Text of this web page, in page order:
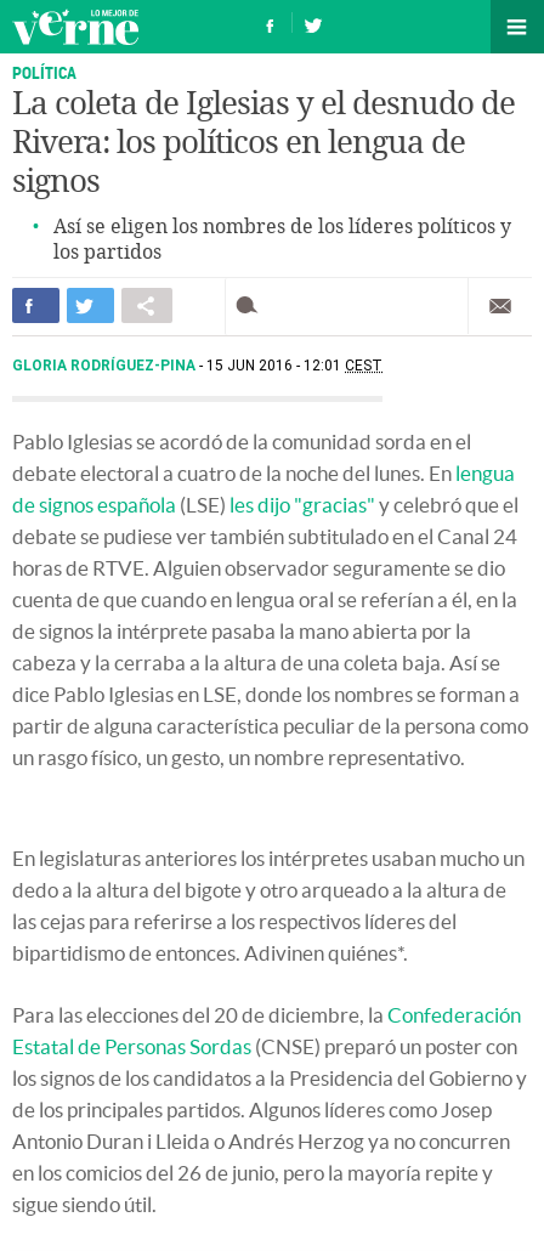
POLÍTICA
La coleta de Iglesias y el desnudo de
Rivera: los políticos en lengua de
signos
Así se eligen los nombres de los líderes políticos y
los partidos
GLORIA RODRÍGUEZ-PINA 15 JUN 2016 - 12:01 CEST
Pablo Iglesias se acordó de la comunidad sorda en el
debate electoral a cuatro de la noche del lunes. En lengua
de signos española (LSE) les dijo "gracias" y celebró que el
debate se pudiese ver también subtitulado en el Canal 24
horas de RTVE. Alguien observador seguramente se dio
cuenta de que cuando en lengua oral se referían a él, en la
de signos la intérprete pasaba la mano abierta por la
cabeza y la cerraba a la altura de una coleta baja. Así se
dice Pablo Iglesias en LSE, donde los nombres se forman a
partir de alguna característica peculiar de la persona como
un rasgo físico, un gesto, un nombre representativo.
En legislaturas anteriores los intérpretes usaban mucho un
dedo a la altura del bigote y otro arqueado a la altura de
las cejas para referirse a los respectivos líderes del
bipartidismo de entonces. Adivinen quiénes*.
Para las elecciones del 20 de diciembre, la Confederación
Estatal de Personas Sordas (CNSE) preparó un poster con
los signos de los candidatos a la Presidencia del Gobierno y
de los principales partidos. Algunos líderes como Josep
Antonio Duran i Lleida o Andrés Herzog ya no concurren
en los comicios del 26 de junio, pero la mayoría repite y
sigue siendo útil.